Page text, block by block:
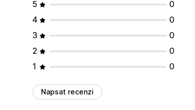
5
0
4
0
3
0
2
0
1
0
Napsat recenzi